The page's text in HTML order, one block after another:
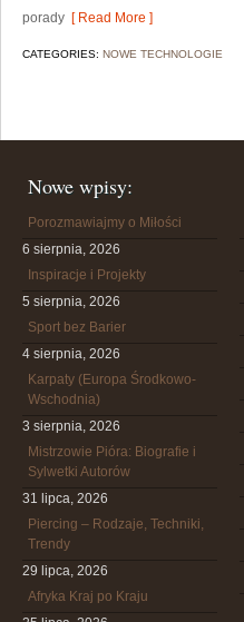
porady [ Read More ]
CATEGORIES: NOWE TECHNOLOGIE
Nowe wpisy:
Porozmawiajmy o Miłości
6 sierpnia, 2026
Inspiracje i Projekty
5 sierpnia, 2026
Sport bez Barier
4 sierpnia, 2026
Karpaty (Europa Środkowo-
Wschodnia)
3 sierpnia, 2026
Mistrzowie Pióra: Biografie i
Sylwetki Autorów
31 lipca, 2026
Piercing – Rodzaje, Techniki,
Trendy
29 lipca, 2026
Afryka Kraj po Kraju